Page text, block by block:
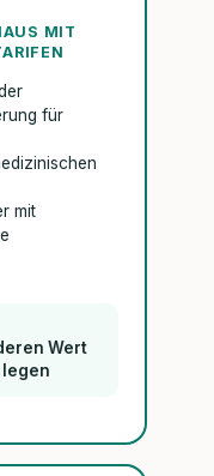
MIT
für
mit
Wert